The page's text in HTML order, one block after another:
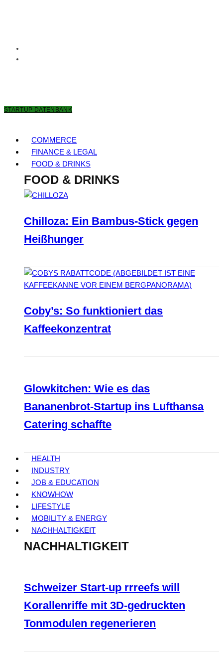
STARTUP DATENBANK
COMMERCE
FINANCE & LEGAL
FOOD & DRINKS
FOOD & DRINKS
Chilloza: Ein Bambus-Stick gegen
Heißhunger
Coby’s: So funktioniert das
Kaffeekonzentrat
Glowkitchen: Wie es das
Bananenbrot-Startup ins Lufthansa
Catering schaffte
HEALTH
INDUSTRY
JOB & EDUCATION
KNOWHOW
LIFESTYLE
MOBILITY & ENERGY
NACHHALTIGKEIT
NACHHALTIGKEIT
Schweizer Start-up rrreefs will
Korallenriffe mit 3D-gedruckten
Tonmodulen regenerieren